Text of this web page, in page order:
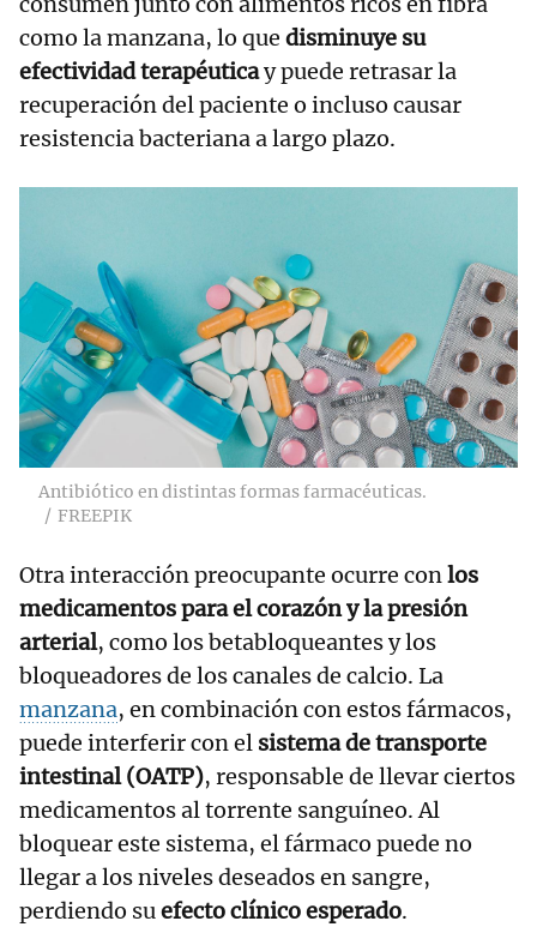
como la manzana, lo que disminuye su
efectividad terapéuticay puede retrasar la
recuperación del paciente o incluso causar
resistencia bacteriana a largo plazo.
Antibiótico en distintas formas farmacéuticas.
FREEPIK
Otra interacción preocupante ocurre conlos
medicamentos para el corazón y la presión
arterial, como los betabloqueantes y los
bloqueadores de los canales de calcio. La
manzana, en combinación con estos fármacos,
puede interferir con el sistema de transporte
intestinal (OATP), responsable de llevar ciertos
medicamentos al torrente sanguíneo. Al
bloquear este sistema, el fármaco puede no
llegar a los niveles deseados en sangre,
perdiendo suefecto clínico esperado.